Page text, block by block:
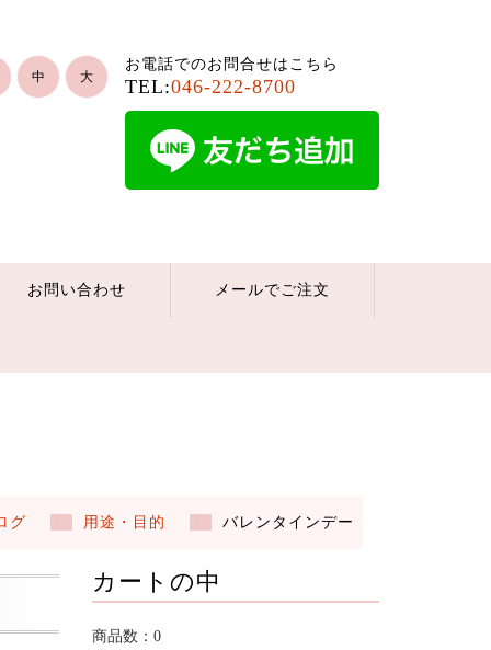
お電話でのお問合せはこちら
TEL:046-222-8700
中 大
お問い合わせ メールでご注文
グ 用途・目的 バレンタインデー
カートの中
商品数：0